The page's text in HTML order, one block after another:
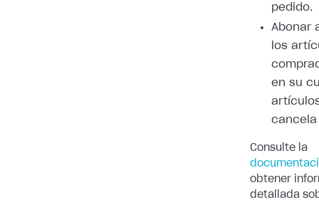
pedido.
Abonar
los
en su
cancela
Consulte la
obtener
detallada